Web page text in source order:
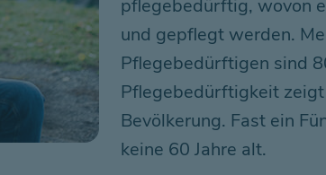
pflegebedürftig, wovon
und gepflegt werden.
Pflegebedürftigen sind
Pflegebedürftigkeit
Bevölkerung. Fast ein
keine 60 Jahre alt.